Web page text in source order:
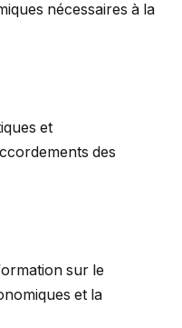
nécessaires à la
et
des
sur le
et la